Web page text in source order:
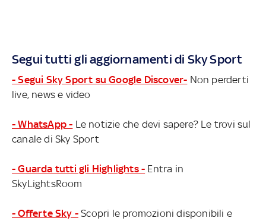
Segui tutti gli aggiornamenti di Sky Sport
- Segui Sky Sport su Google Discover- Non perderti
live, news e video
- WhatsApp - Le notizie che devi sapere? Le trovi sul
canale di Sky Sport
- Guarda tutti gli Highlights - Entra in
SkyLightsRoom
- Offerte Sky - Scopri le promozioni disponibili e